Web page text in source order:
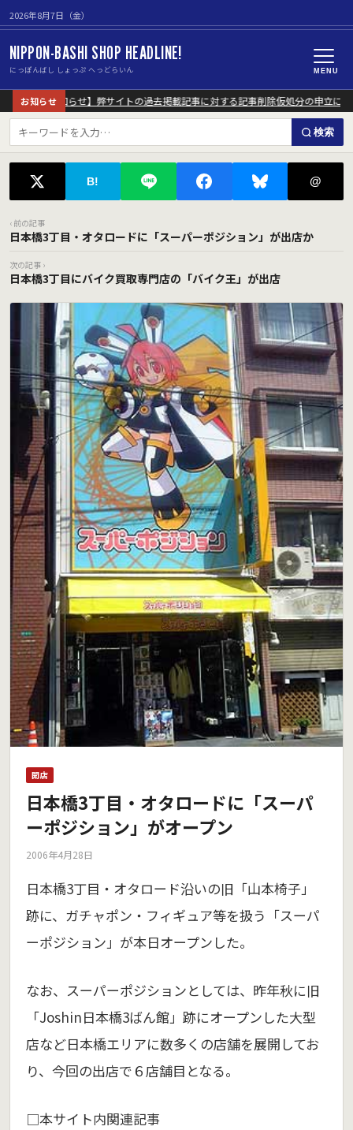
2026年8月7日（金）
NIPPON-BASHI SHOP HEADLINE!
にっぽんばし しょっぷ へっどらいん MENU
お知らせ
【重要なお知らせ】弊サイトの過去掲載記事に対する記事削除仮処分の申立につい
検索
B! @
‹ 前の記事
日本橋3丁目・オタロードに「スーパーポジション」が出店か
次の記事 ›
日本橋3丁目にバイク買取専門店の「バイク王」が出店
開店
日本橋3丁目・オタロードに「スーパ
ーポジション」がオープン
2006年4月28日
日本橋3丁目・オタロード沿いの旧「山本椅子」
跡に、ガチャポン・フィギュア等を扱う「スーパ
ーポジション」が本日オープンした。
なお、スーパーポジションとしては、昨年秋に旧
「Joshin日本橋3ばん館」跡にオープンした大型
店など日本橋エリアに数多くの店舗を展開してお
り、今回の出店で６店舗目となる。
□本サイト内関連記事